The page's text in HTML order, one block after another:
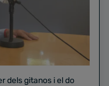
dels gitanos i el do